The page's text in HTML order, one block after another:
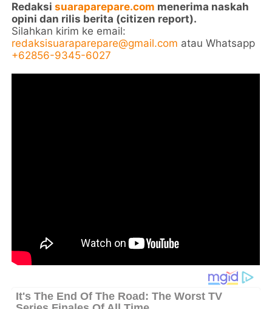
Redaksisuaraparepare.com menerima naskah
opini dan rilis berita (citizen report).
Silahkan kirim ke email:
redaksisuaraparepare@gmail.com atau Whatsapp
+62856-9345-6027